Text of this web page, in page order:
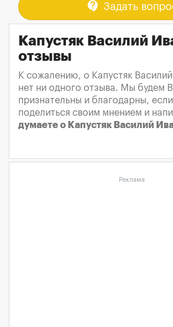
contact_support Задать
Капустяк Василий
отзывы
К сожалению, о Капустяк
нет ни одного отзыва. Мы будем
признательны и благодарны,
поделиться своим мнением и
думаете о Капустяк Василий
Реклама